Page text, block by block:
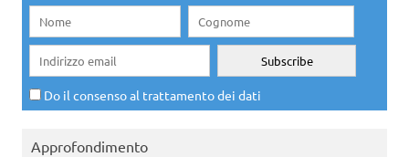
Do il consenso al trattamento dei dati
Approfondimento